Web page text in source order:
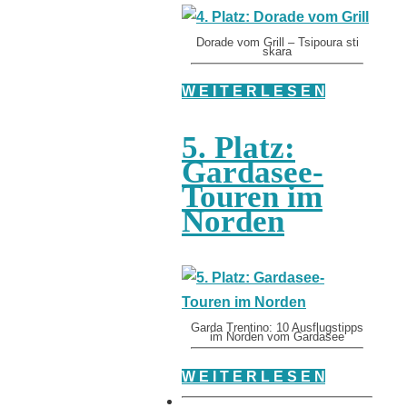
Dorade vom Grill – Tsipoura sti
skara
W E I T E R L E S E N
5. Platz:
Gardasee-
Touren im
Norden
Garda Trentino: 10 Ausflugstipps
im Norden vom Gardasee
W E I T E R L E S E N